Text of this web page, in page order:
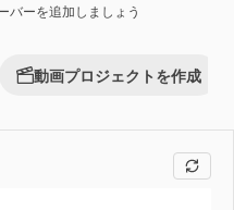
バーを追加しましょう
動画プロジェクトを作成